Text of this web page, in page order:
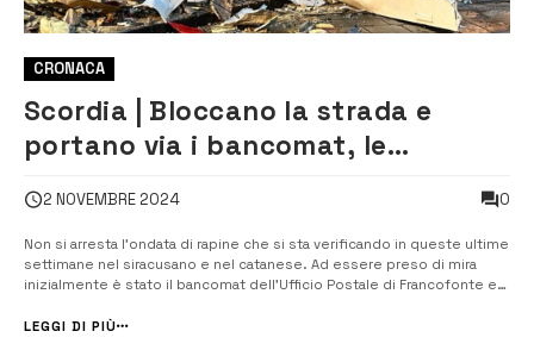
CRONACA
Scordia | Bloccano la strada e
portano via i bancomat, le
rete
2 NOVEMBRE 2024 0
Non si arresta l’ondata di rapine che si sta verificando in queste ultime
settimane nel siracusano e nel catanese. Ad essere preso di mira
inizialmente è stato il bancomat dell’Ufficio Postale di Francofonte e
danni di due istituti. Stavolta invece ad […]
LEGGI DI PIÙ